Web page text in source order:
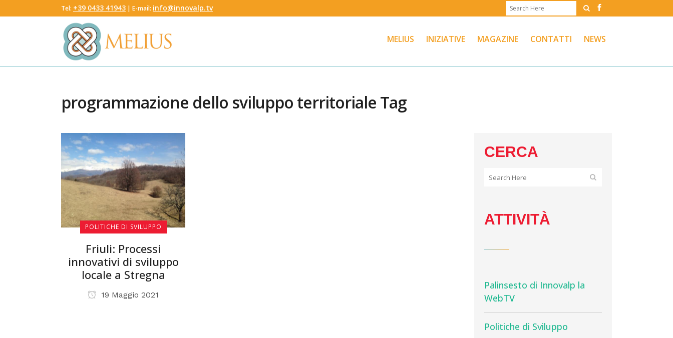
Tel: ‭+39 0433 41943 ‬ | E-mail: info@innovalp.tv
MELIUS INIZIATIVE MAGAZINE CONTATTI NEWS
programmazione dello sviluppo territoriale Tag
POLITICHE DI SVILUPPO
Friuli: Processi
innovativi di sviluppo
locale a Stregna
19 Maggio 2021
CERCA
ATTIVITÀ
Palinsesto di Innovalp la
WebTV
Politiche di Sviluppo